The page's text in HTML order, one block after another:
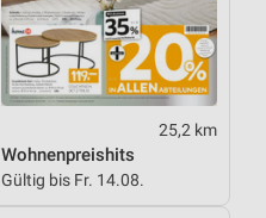
25,2 km
Wohnenpreishits
Gültig bis Fr. 14.08.